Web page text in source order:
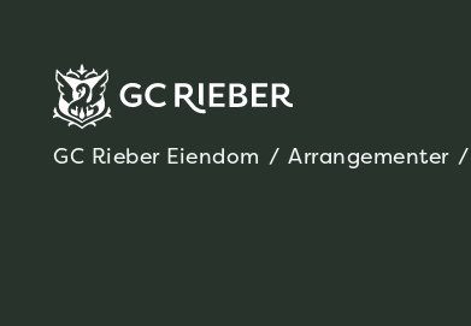
GC Rieber Eiendom / Arrangementer /